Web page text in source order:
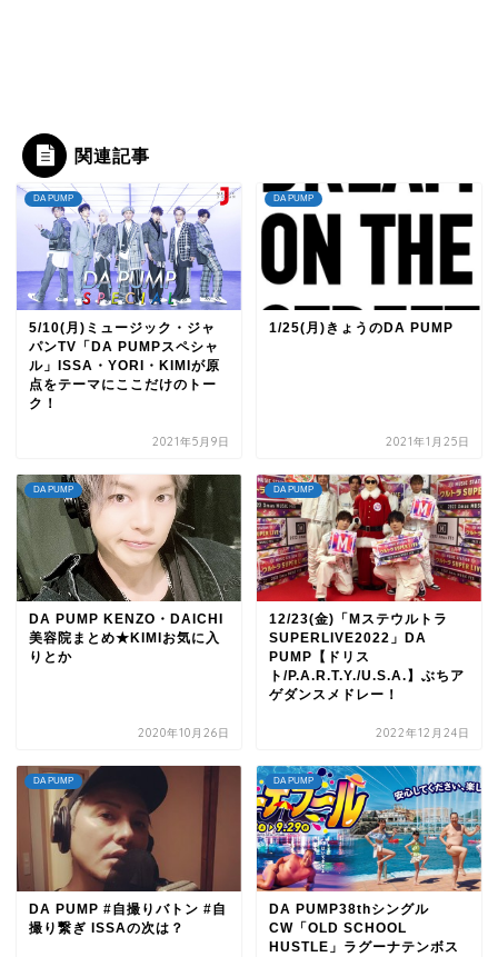
関連記事
DA PUMP
5/10(月)ミュージック・ジャ
パンTV「DA PUMPスペシャ
ル」ISSA・YORI・KIMIが原
点をテーマにここだけのトー
ク！
2021年5月9日
DA PUMP
1/25(月)きょうのDA PUMP
2021年1月25日
DA PUMP
DA PUMP KENZO・DAICHI
美容院まとめ★KIMIお気に入
りとか
2020年10月26日
DA PUMP
12/23(金)「Mステウルトラ
SUPERLIVE2022」DA
PUMP【ドリス
ト/P.A.R.T.Y./U.S.A.】ぶちア
ゲダンスメドレー！
2022年12月24日
DA PUMP
DA PUMP #自撮りバトン #自
撮り繋ぎ ISSAの次は？
DA PUMP
DA PUMP38thシングル
CW「OLD SCHOOL
HUSTLE」ラグーナテンボス